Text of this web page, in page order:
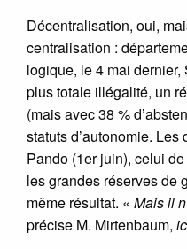
Décentralisation, oui,
centralisation :
logique, le 4 mai
plus totale illégalité, un
(mais avec 38 %
statuts d’autonomie.
Pando (1er juin), celui
les grandes réserves de
même résultat. « Mais il
précise M. Mirtenbaum,